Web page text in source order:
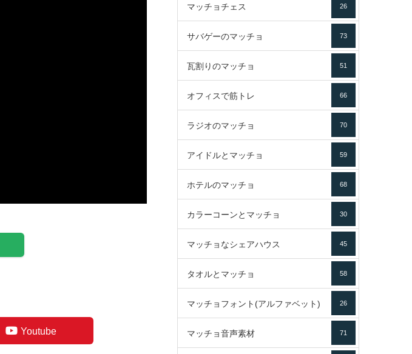
Youtube
マッチョチェス 26
サバゲーのマッチョ 73
瓦割りのマッチョ 51
オフィスで筋トレ 66
ラジオのマッチョ 70
アイドルとマッチョ 59
ホテルのマッチョ 68
カラーコーンとマッチョ 30
マッチョなシェアハウス 45
タオルとマッチョ 58
マッチョフォント(アルファベット) 26
マッチョ音声素材 71